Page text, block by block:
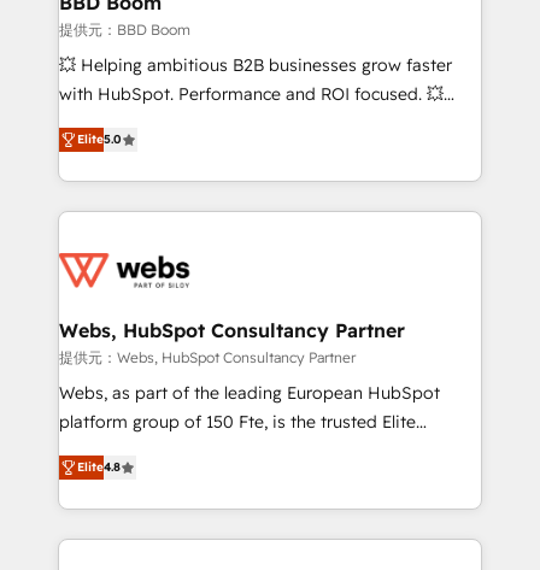
End Revenue Acceleration • Lifecycle marketing and
pipeline growth programs • Sales enablement tools
and CRM optimization • Retention strategies with
Execution • 750+ onboardings and 2,000+
implementations • Deep expertise across marketing,
提供元：BBD Boom
💥 Helping ambitious B2B businesses grow faster
with HubSpot. Performance and ROI focused. 💥
BBD Boom is the HubSpot partner that can help you
to HubSpot Better. We work with your teams to
solve all your HubSpot challenges and improve user
adoption, sales process and marketing results.
the first time 🔧 Designing and optimising your
and build using HubSpot 🔌 Integrating HubSpot
with other systems 🎓 Training your teams to be
HubSpot pros 📊 Lead generation services using
HubSpot Why us? - SIX HubSpot Accreditations -
CRM, Solutions Architecture, Onboarding , Data
Migration, Custom Integration & Platform
Elite5.0
Webs, HubSpot Consultancy Partner
提供元：Webs, HubSpot Consultancy Partner
Webs, as part of the leading European HubSpot
platform group of 150 Fte, is the trusted Elite
HubSpot CRM Partner offering you a roadmap on
maximizing EBITDA and achieving Commercial
Excellence. With our targeted processes, we
strengthen your digital transformation and minimize
Elite4.8